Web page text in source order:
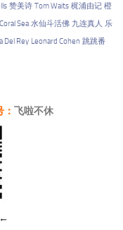
赞美诗 Tom Waits 梶浦由记 橙
Sea 水仙斗活佛 九连真人 乐
Del Rey Leonard Cohen 跳跳番
飞啦不休